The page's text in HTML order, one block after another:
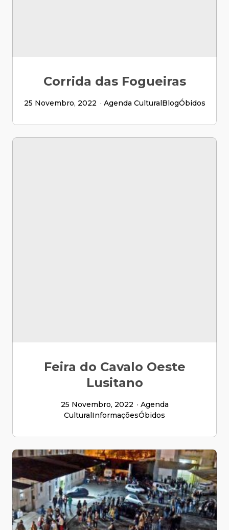
Corrida das Fogueiras
25 Novembro, 2022 Agenda CulturalBlogÓbidos
Feira do Cavalo Oeste
Lusitano
25 Novembro, 2022
Agenda
CulturalInformaçõesÓbidos